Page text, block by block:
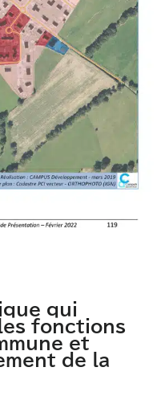
qui
fonctions
et
de la